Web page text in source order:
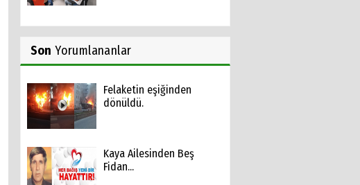
Son Yorumlananlar
Felaketin eşiğinden
dönüldü.
Kaya Ailesinden Beş
Fidan...